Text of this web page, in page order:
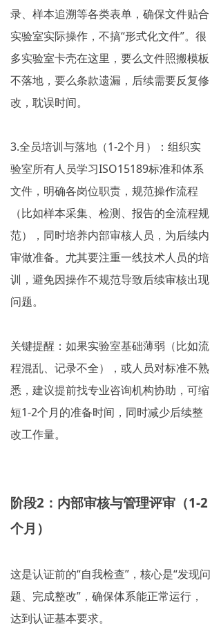
录、样本追溯等各类表单，确保文件贴合
实验室实际操作，不搞“形式化文件”。很
多实验室卡壳在这里，要么文件照搬模板
不落地，要么条款遗漏，后续需要反复修
改，耽误时间。
3.全员培训与落地（1-2个月）：组织实
验室所有人员学习ISO15189标准和体系
文件，明确各岗位职责，规范操作流程
（比如样本采集、检测、报告的全流程规
范），同时培养内部审核人员，为后续内
审做准备。尤其要注重一线技术人员的培
训，避免因操作不规范导致后续审核出现
问题。
关键提醒：如果实验室基础薄弱（比如流
程混乱、记录不全），或人员对标准不熟
悉，建议提前找专业咨询机构协助，可缩
短1-2个月的准备时间，同时减少后续整
改工作量。
阶段2：内部审核与管理评审（1-2
个月）
这是认证前的“自我检查”，核心是“发现问
题、完成整改”，确保体系能正常运行，
达到认证基本要求。